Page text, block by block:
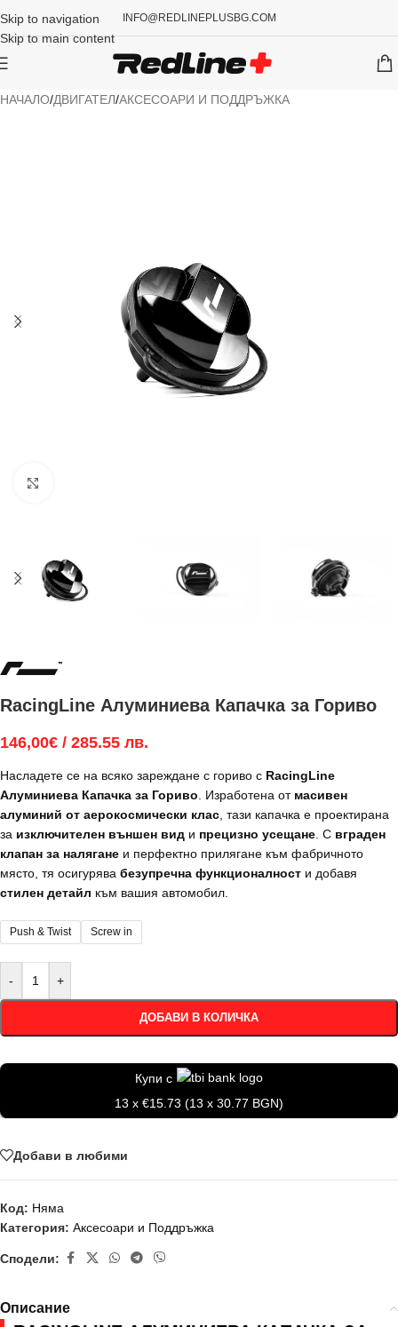
Skip to navigation
Skip to main content
INFO@REDLINEPLUSBG.COM
НАЧАЛО/ДВИГАТЕЛ/АКСЕСОАРИ И ПОДДРЪЖКА
RacingLine Алуминиева Капачка за Гориво
146,00€ / 285.55 лв.
Насладете се на всяко зареждане с гориво с RacingLine
Алуминиева Капачка за Гориво. Изработена от масивен
алуминий от аерокосмически клас, тази капачка е проектирана
за изключителен външен вид и прецизно усещане. С вграден
клапан за налягане и перфектно прилягане към фабричното
място, тя осигурява безупречна функционалност и добавя
стилен детайл към вашия автомобил.
Push & Twist Screw in
- +
ДОБАВИ В КОЛИЧКА
Купи с
13 x €15.73 (13 x 30.77 BGN)
Добави в любими
Код: Няма
Категория: Аксесоари и Поддръжка
Сподели:
Описание